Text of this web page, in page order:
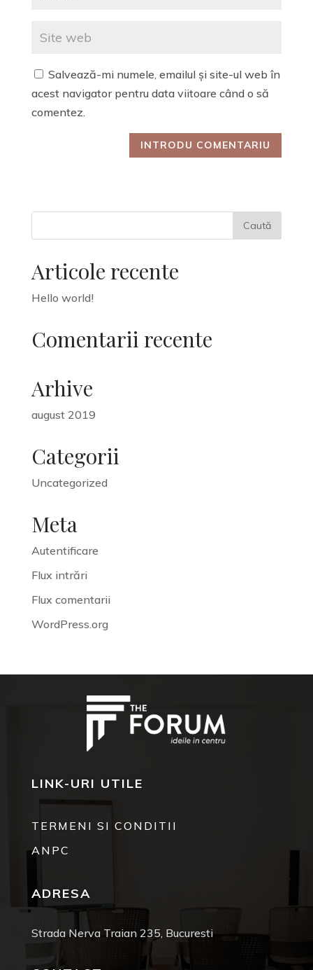
Salvează-mi numele, emailul și site-ul web în
acest navigator pentru data viitoare când o să
comentez.
Articole recente
Hello world!
Comentarii recente
Arhive
august 2019
Categorii
Uncategorized
Meta
Autentificare
Flux intrări
Flux comentarii
WordPress.org
LINK-URI UTILE
TERMENI SI CONDITII
ANPC
ADRESA
Strada Nerva Traian 235, Bucuresti